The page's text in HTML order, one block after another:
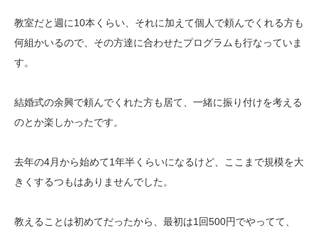
教室だと週に10本くらい、それに加えて個人で頼んでくれる方も
何組かいるので、その方達に合わせたプログラムも行なっていま
す。
結婚式の余興で頼んでくれた方も居て、一緒に振り付けを考える
のとか楽しかったです。
去年の4月から始めて1年半くらいになるけど、ここまで規模を大
きくするつもはありませんでした。
教えることは初めてだったから、最初は1 回500円でやってて、